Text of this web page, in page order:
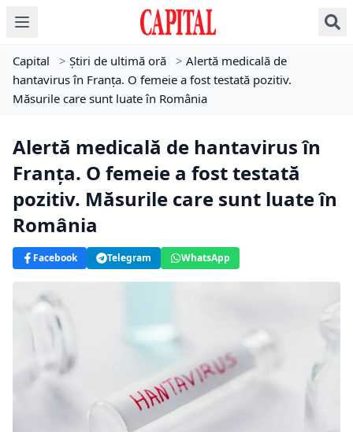
Capital > Știri de ultimă oră > Alertă medicală de
hantavirus în Franța. O femeie a fost testată pozitiv.
Măsurile care sunt luate în România
Alertă medicală de hantavirus în
Franța. O femeie a fost testată
pozitiv. Măsurile care sunt luate în
România
Facebook Telegram WhatsApp